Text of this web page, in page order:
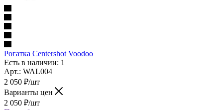
Рогатка Centershot Voodoo
Есть в наличии: 1
Арт.: WAL004
2 050 ₽/шт
Варианты цен
2 050 ₽/шт